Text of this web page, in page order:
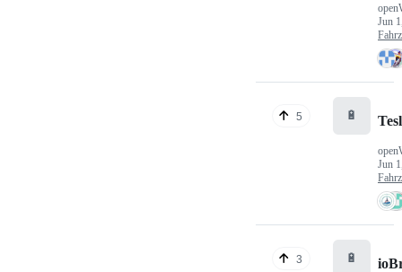
Jun
5 🔋
Jun
3 🔋